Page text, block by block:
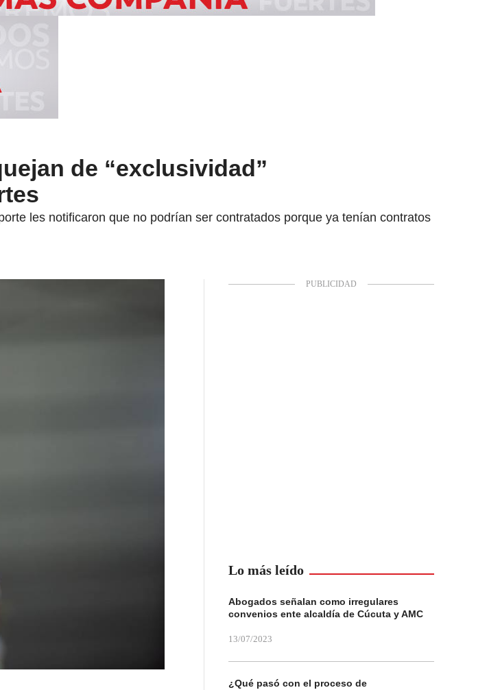
de “exclusividad”
les notificaron que no podrían ser contratados porque ya tenían contratos
Lo más leído
Abogados señalan como irregulares
convenios ente alcaldía de Cúcuta y AMC
13/07/2023
¿Qué pasó con el proceso de